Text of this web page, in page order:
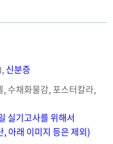
신분증
수채화물감, 포스터칼라,
실기고사를 위해서
아래 이미지 등은 제외)